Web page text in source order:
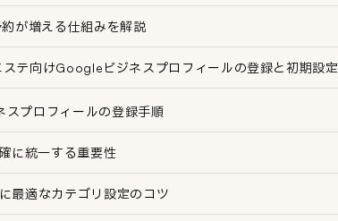
が増える仕組みを解説
ステ向けGoogleビジネスプロフィールの登録と初期設定
プロフィールの登録手順
に統一する重要性
最適なカテゴリ設定のコツ